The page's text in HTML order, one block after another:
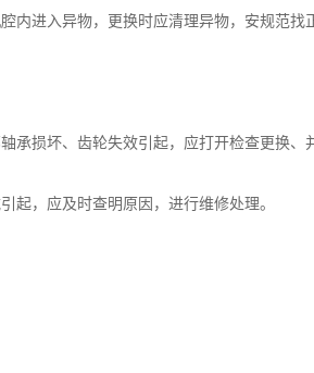
进入异物，更换时应清理异物，安规范找
损坏、齿轮失效引起，应打开检查更换、
，应及时查明原因，进行维修处理。